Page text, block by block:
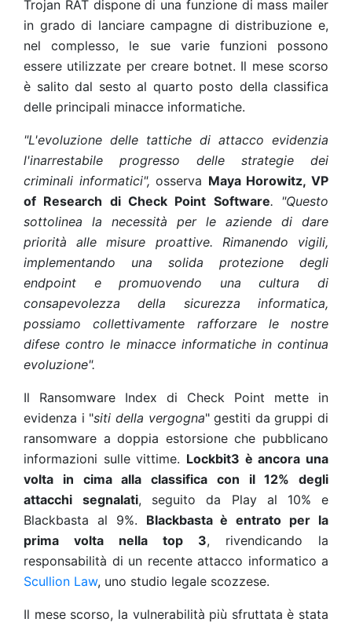
Trojan RAT dispone di una funzione di mass mailer
in grado di lanciare campagne di distribuzione e,
nel complesso, le sue varie funzioni possono
essere utilizzate per creare botnet. Il mese scorso
è salito dal sesto al quarto posto della classifica
delle principali minacce informatiche.
"L'evoluzione delle tattiche di attacco evidenzia
l'inarrestabile progresso delle strategie dei
criminali informatici",osserva Maya Horowitz,VP
of Research di Check Point Software. "Questo
sottolinea la necessità per le aziende di dare
priorità alle misure proattive. Rimanendo vigili,
implementando una solida protezione degli
endpoint e promuovendo una cultura di
consapevolezza della sicurezza informatica,
possiamo collettivamente rafforzare le nostre
difese contro le minacce informatiche in continua
evoluzione".
Il Ransomware Index di Check Point mette in
evidenza i "siti della vergogna" gestiti da gruppi di
ransomware a doppia estorsione che pubblicano
informazioni sulle vittime. Lockbit3 è ancora una
volta in cima alla classifica con il 12% degli
attacchi
segnalati, seguito da Play al 10% e
Blackbasta al 9%. Blackbasta è entrato per la
prima volta nella top 3, rivendicando la
responsabilità di un recente attacco informatico a
Scullion Law, uno studio legale scozzese.
Il mese scorso, la vulnerabilità più sfruttata è stata